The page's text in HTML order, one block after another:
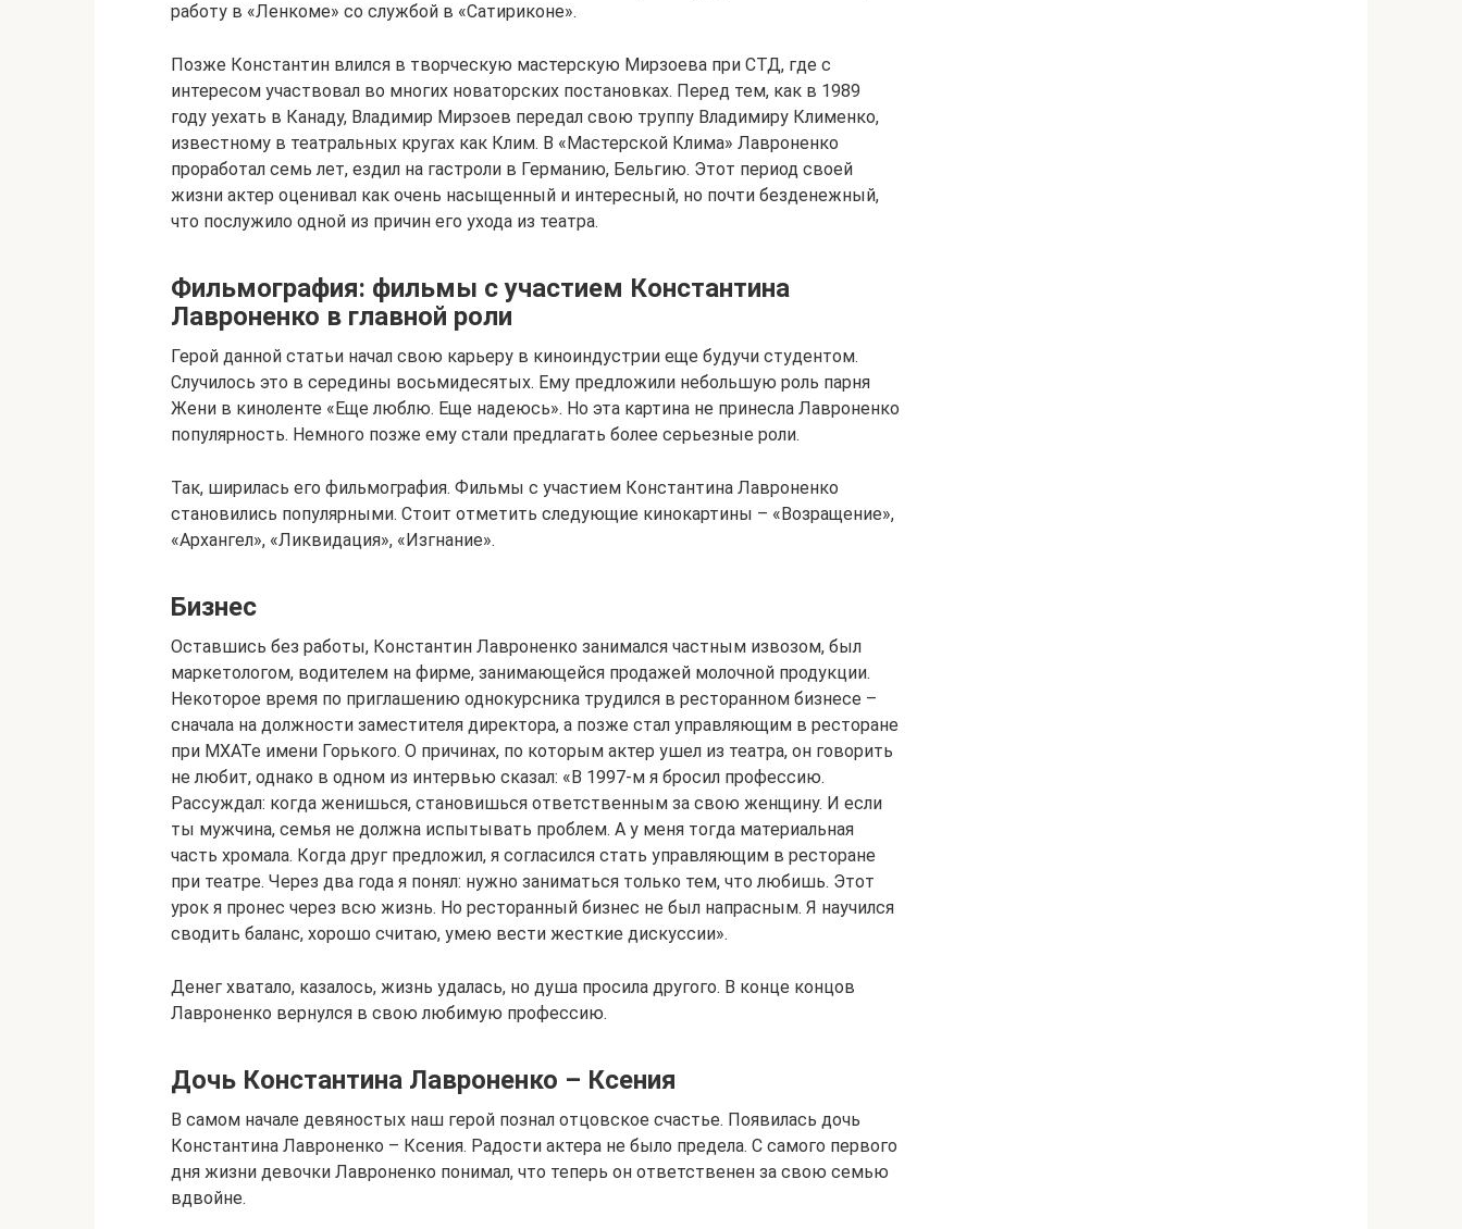
работу в «Ленкоме» со службой в «Сатириконе».
Позже Константин влился в творческую мастерскую Мирзоева при СТД, где с
интересом участвовал во многих новаторских постановках. Перед тем, как в 1989
году уехать в Канаду, Владимир Мирзоев передал свою труппу Владимиру Клименко,
известному в театральных кругах как Клим. В «Мастерской Клима» Лавроненко
проработал семь лет, ездил на гастроли в Германию, Бельгию. Этот период своей
жизни актер оценивал как очень насыщенный и интересный, но почти безденежный,
что послужило одной из причин его ухода из театра.
Фильмография: фильмы с участием Константина
Лавроненко в главной роли
Герой данной статьи начал свою карьеру в киноиндустрии еще будучи студентом.
Случилось это в середины восьмидесятых. Ему предложили небольшую роль парня
Жени в киноленте «Еще люблю. Еще надеюсь». Но эта картина не принесла Лавроненко
популярность. Немного позже ему стали предлагать более серьезные роли.
Так, ширилась его фильмография. Фильмы с участием Константина Лавроненко
становились популярными. Стоит отметить следующие кинокартины – «Возращение»,
«Архангел», «Ликвидация», «Изгнание».
Бизнес
Оставшись без работы, Константин Лавроненко занимался частным извозом, был
маркетологом, водителем на фирме, занимающейся продажей молочной продукции.
Некоторое время по приглашению однокурсника трудился в ресторанном бизнесе –
сначала на должности заместителя директора, а позже стал управляющим в ресторане
при МХАТе имени Горького. О причинах, по которым актер ушел из театра, он говорить
не любит, однако в одном из интервью сказал: «В 1997-м я бросил профессию.
Рассуждал: когда женишься, становишься ответственным за свою женщину. И если
ты мужчина, семья не должна испытывать проблем. А у меня тогда материальная
часть хромала. Когда друг предложил, я согласился стать управляющим в ресторане
при театре. Через два года я понял: нужно заниматься только тем, что любишь. Этот
урок я пронес через всю жизнь. Но ресторанный бизнес не был напрасным. Я научился
сводить баланс, хорошо считаю, умею вести жесткие дискуссии».
Денег хватало, казалось, жизнь удалась, но душа просила другого. В конце концов
Лавроненко вернулся в свою любимую профессию.
Дочь Константина Лавроненко – Ксения
В самом начале девяностых наш герой познал отцовское счастье. Появилась дочь
Константина Лавроненко – Ксения. Радости актера не было предела. С самого первого
дня жизни девочки Лавроненко понимал, что теперь он ответственен за свою семью
вдвойне.